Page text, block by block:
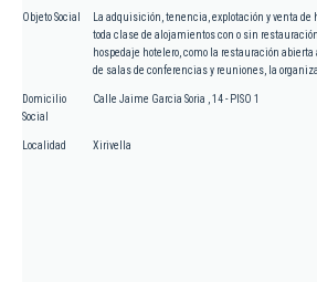
Objeto Social
La adquisición, tenencia, explotación y venta de
toda clase de alojamientos con o sin
hospedaje hotelero, como la restauración
de salas de conferencias y reuniones, la
Domicilio
Social
Calle Jaime Garcia Soria , 14 - PISO 1
Localidad Xirivella